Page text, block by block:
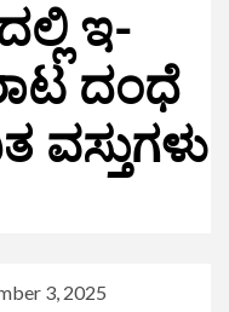
ಇ-
ದಂಧೆ
3, 2025